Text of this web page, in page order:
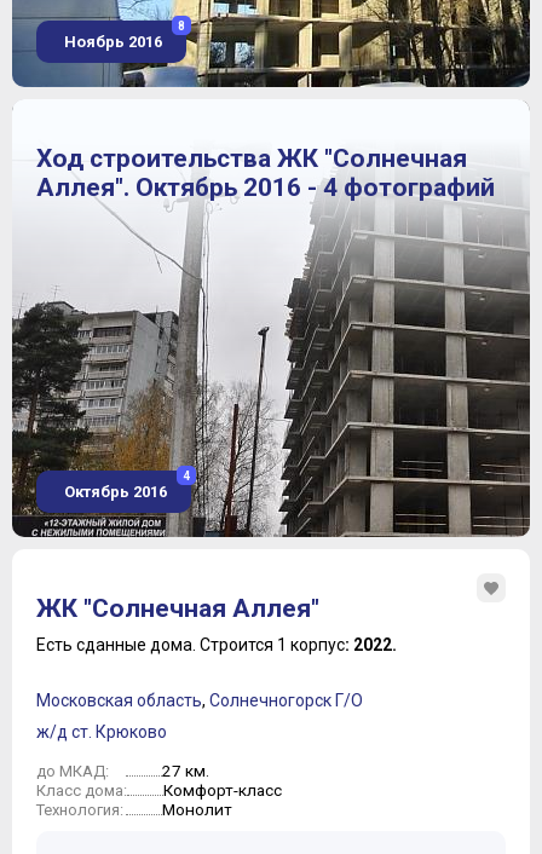
Ноябрь 2016
8
Ход строительства ЖК "Солнечная
Аллея". Октябрь 2016 - 4 фотографий
Октябрь 2016
4
ЖК "Солнечная Аллея"
Есть сданные дома. Строится 1 корпус: 2022.
Московская область, Солнечногорск Г/О
ж/д ст. Крюково
до МКАД: 27 км.
Класс дома: Комфорт-класс
Технология: Монолит